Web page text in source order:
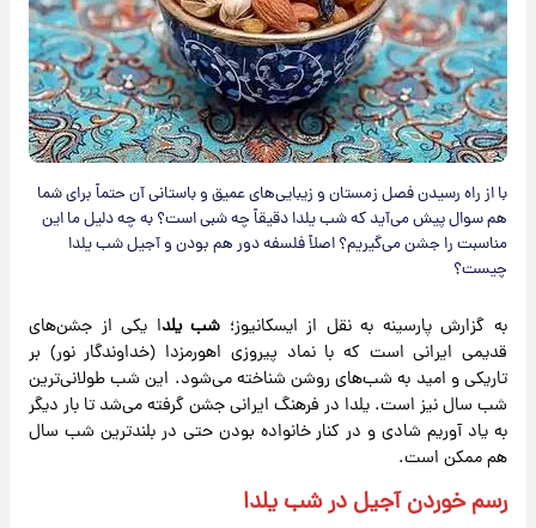
با از راه رسیدن فصل زمستان و زیبایی‌های عمیق و باستانی آن حتماً برای شما
هم سوال پیش می‌آید که شب یلدا دقیقاً چه شبی است؟ به چه دلیل ما این
مناسبت را جشن می‌گیریم؟ اصلاً فلسفه دور هم بودن و آجیل شب یلدا
چیست؟
به گزارش پارسینه به نقل از ایسکانیوز؛ شب یلدا یکی از جشن‌های
قدیمی ایرانی است که با نماد پیروزی اهورمزدا (خداوندگار نور) بر
تاریکی و امید به شب‌های روشن شناخته می‌شود. این شب طولانی‌ترین
شب سال نیز است. یلدا در فرهنگ ایرانی جشن گرفته می‌شد تا بار دیگر
به یاد آوریم شادی و در کنار خانواده بودن حتی در بلندترین شب سال
هم ممکن است.
رسم خوردن آجیل در شب یلدا